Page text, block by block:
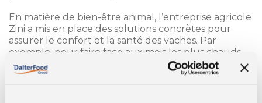
En matière de bien-être animal, l’entreprise agricole
Zini a mis en place des solutions concrètes pour
assurer le confort et la santé des vaches. Par
exemple, pour faire face aux mois les plus chauds,
lorsque les températures élevées peuvent devenir
une source de stress, des systèmes de ventilation